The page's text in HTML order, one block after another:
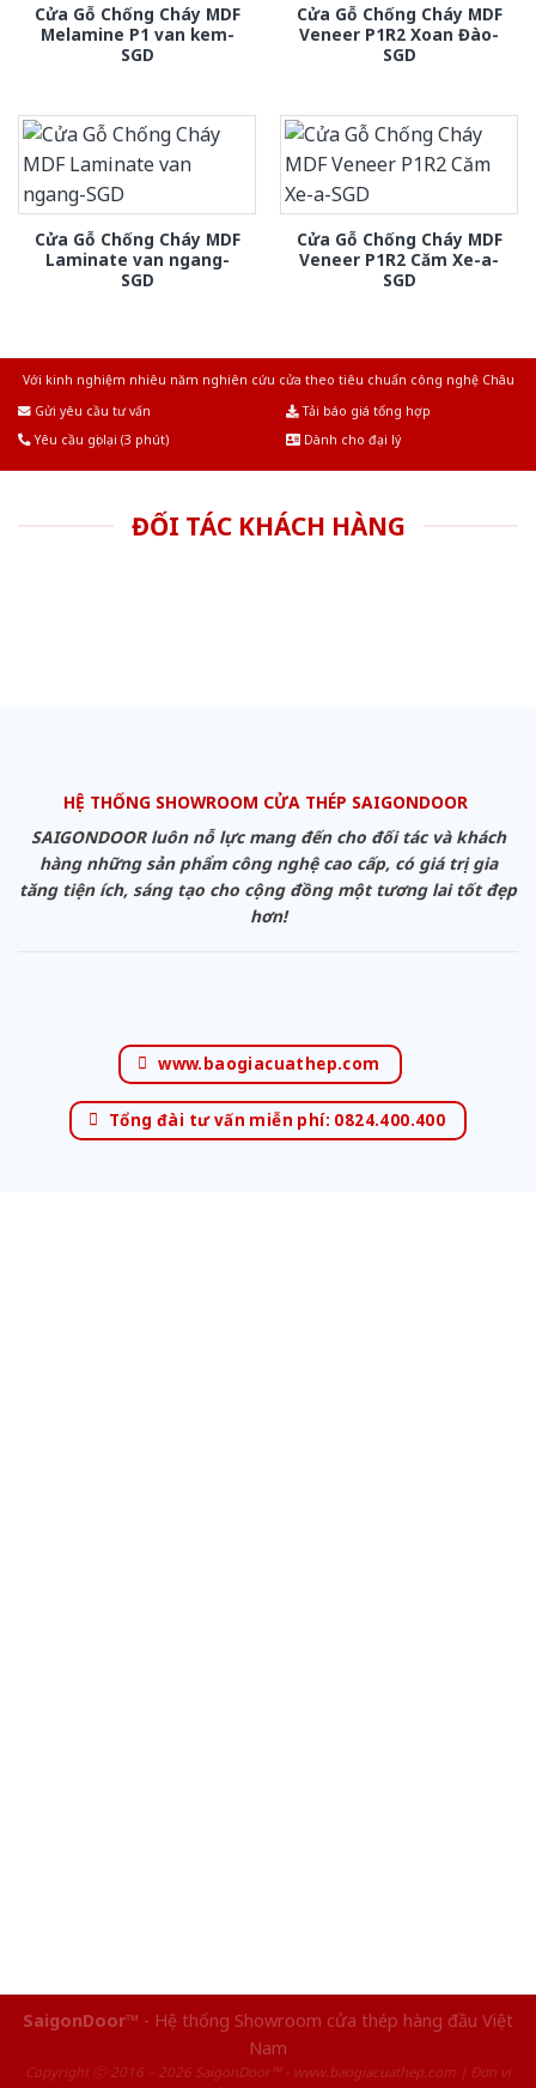
Cửa Gỗ Chống Cháy MDF
Melamine P1 van kem-
SGD
Cửa Gỗ Chống Cháy MDF
Veneer P1R2 Xoan Đào-
SGD
Cửa Gỗ Chống Cháy MDF
Laminate van ngang-
SGD
Cửa Gỗ Chống Cháy MDF
Veneer P1R2 Căm Xe-a-
SGD
Với kinh nghiệm nhiêu năm nghiên cứu cửa theo tiêu chuẩn công nghệ Châu
Gửi yêu cầu tư vấn
Tải báo giá tổng hợp
Yêu cầu gọi lại (3 phút)
Dành cho đại lý
ĐỐI TÁC KHÁCH HÀNG
HỆ THỐNG SHOWROOM CỬA THÉP SAIGONDOOR
SAIGONDOOR luôn nỗ lực mang đến cho đối tác và khách
hàng những sản phẩm công nghệ cao cấp, có giá trị gia
tăng tiện ích, sáng tạo cho cộng đồng một tương lai tốt đẹp
hơn!
www.baogiacuathep.com
Tổng đài tư vấn miễn phí: 0824.400.400
SaigonDoor™ - Hệ thống Showroom cửa thép hàng đầu Việt
Nam
Copyright ⓒ 2016 – 2026 SaigonDoor™ - www.baogiacuathep.com | Đơn vị